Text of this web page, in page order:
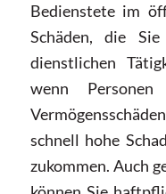
Bedienstete im
Schäden, die
dienstlichen
wenn
schnell hohe
zukommen. Auch